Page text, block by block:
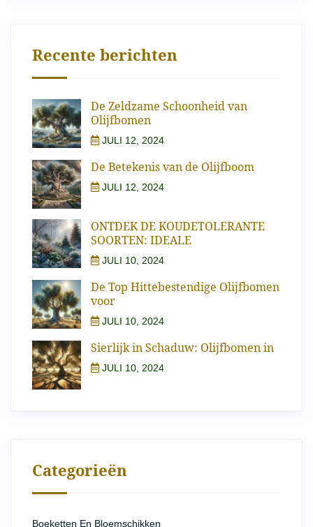
Recente berichten
De Zeldzame Schoonheid van
Olijfbomen
JULI 12, 2024
De Betekenis van de Olijfboom
JULI 12, 2024
ONTDEK DE KOUDETOLERANTE
SOORTEN: IDEALE
JULI 10, 2024
De Top Hittebestendige Olijfbomen
voor
JULI 10, 2024
Sierlijk in Schaduw: Olijfbomen in
JULI 10, 2024
Categorieën
Boeketten En Bloemschikken